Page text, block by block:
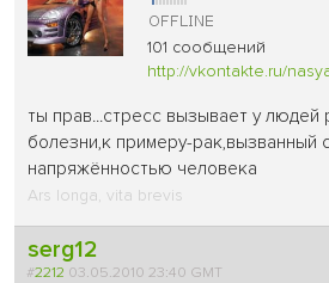
101 сообщений
http://vkontakte.ru/
ты прав...стресс вызывает у
болезни,к примеру-рак,вызванный
напряжённостью человека
Ars longa, vita brevis
serg12
#2212 03.05.2010 23:40 GMT